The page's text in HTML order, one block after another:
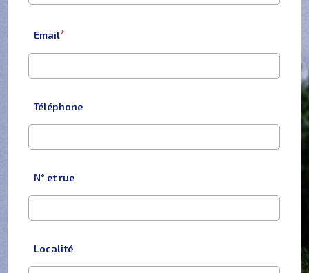
LOCATIONS
RÉALISATIONS
SERVICES
PARTENAIRES
Email
Téléphone
N° et rue
Localité